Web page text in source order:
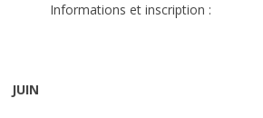
Informations et inscription :
JUIN